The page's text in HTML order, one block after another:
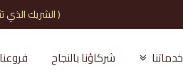
خدماتنا شركاؤنا بالنجاح فروعنا